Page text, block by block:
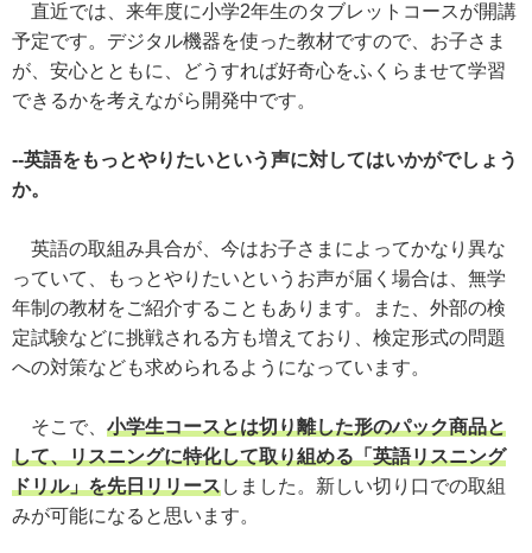
直近では、来年度に小学2年生のタブレットコースが開講
予定です。デジタル機器を使った教材ですので、お子さま
が、安心とともに、どうすれば好奇心をふくらませて学習
できるかを考えながら開発中です。
--英語をもっとやりたいという声に対してはいかがでしょう
か。
英語の取組み具合が、今はお子さまによってかなり異な
っていて、もっとやりたいというお声が届く場合は、無学
年制の教材をご紹介することもあります。また、外部の検
定試験などに挑戦される方も増えており、検定形式の問題
への対策なども求められるようになっています。
そこで、 小学生コースとは切り離した形のパック商品と
して、リスニングに特化して取り組める「英語リスニング
ドリル」を先日リリースしました。新しい切り口での取組
みが可能になると思います。